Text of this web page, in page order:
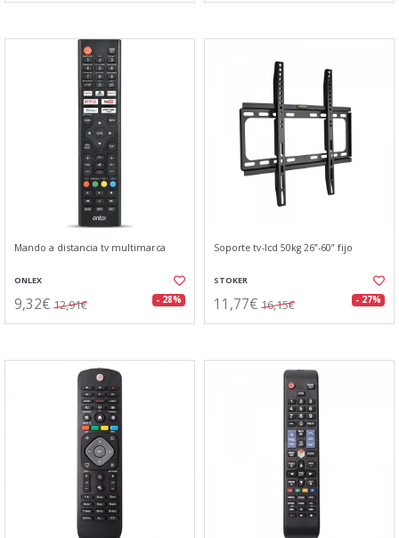
Mando a distancia tv multimarca
ONLEX
9,32€ 12,91€ - 28%
Soporte tv-lcd 50kg 26”-60” fijo
STOKER
11,77€ 16,15€ - 27%